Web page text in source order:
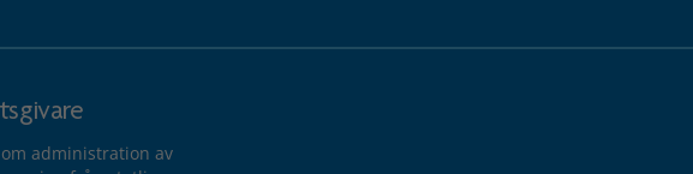
administration av